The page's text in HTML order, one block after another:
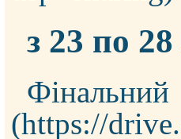
з 23 по